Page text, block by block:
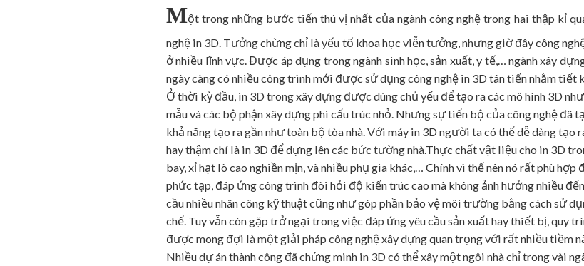
Một trong những bước tiến thú vị nhất của ngành công nghệ trong hai thập kỉ
nghệ in 3D. Tưởng chừng chỉ là yếu tố khoa học viễn tưởng, nhưng giờ đây công
ở nhiều lĩnh vực. Được áp dụng trong ngành sinh học, sản xuất, y tế,… ngành xây
ngày càng có nhiều công trình mới được sử dụng công nghệ in 3D tân tiến nhằm
Ở thời kỳ đầu, in 3D trong xây dựng được dùng chủ yếu để tạo ra các mô hình 3D
mẫu và các bộ phận xây dựng phi cấu trúc nhỏ. Nhưng sự tiến bộ của công nghệ đã
khả năng tạo ra gần như toàn bộ tòa nhà. Với máy in 3D người ta có thể dễ dàng tạo
hay thậm chí là in 3D để dựng lên các bức tường nhà.Thực chất vật liệu cho in 3D
bay, xỉ hạt lò cao nghiền mịn, và nhiều phụ gia khác,… Chính vì thế nên nó rất phù
phức tạp, đáp ứng công trình đòi hỏi độ kiến trúc cao mà không ảnh hưởng nhiều
cầu nhiều nhân công kỹ thuật cũng như góp phần bảo vệ môi trường bằng cách sử
chế. Tuy vẫn còn gặp trở ngại trong việc đáp ứng yêu cầu sản xuất hay thiết bị, quy
được mong đợi là một giải pháp công nghệ xây dựng quan trọng với rất nhiều tiềm
Nhiều dự án thành công đã chứng minh in 3D có thể xây một ngôi nhà chỉ trong vài